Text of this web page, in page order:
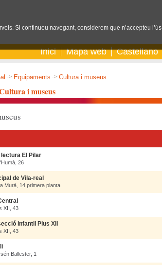
Inici Mapa web Castellano
-> Equipaments -> Cultura i museus
i museus
El Pilar
26
de Vila-real
Murà, 14 primera planta
XII, 43
infantil Pius XII
XII, 43
Ballester, 1
Si continueu navegant, considerem que n’accepteu l’ús.